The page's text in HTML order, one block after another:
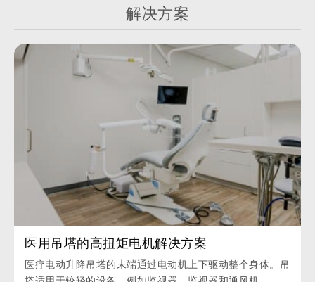
解决方案
医用吊塔的高扭矩电机解决方案
医疗电动升降吊塔的末端通过电动机上下驱动整个身体。吊